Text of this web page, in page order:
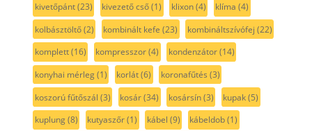
kivetőpánt(23) kivezető cső(1) klixon(4) klíma (4)
kolbásztöltő(2) kombinált kefe (23) kombináltszívófej (22)
komplett(16) kompresszor(4) kondenzátor(14)
konyhai mérleg(1) korlát(6) koronafűtés (3)
koszorú fűtőszál (3) kosár(34) kosársín(3) kupak(5)
kuplung(8) kutyaszőr(1) kábel (9) kábeldob(1)